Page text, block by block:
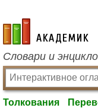
academic.ru
Словари и
Толкования